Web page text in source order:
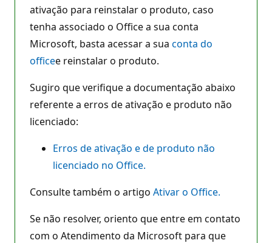
ativação para reinstalar o produto, caso
tenha associado o Office a sua conta
Microsoft, basta acessar a sua conta do
officee reinstalar o produto.
Sugiro que verifique a documentação abaixo
referente a erros de ativação e produto não
licenciado:
Erros de ativação e de produto não
licenciado no Office.
Consulte também o artigo Ativar o Office.
Se não resolver, oriento que entre em contato
com o Atendimento da Microsoft para que